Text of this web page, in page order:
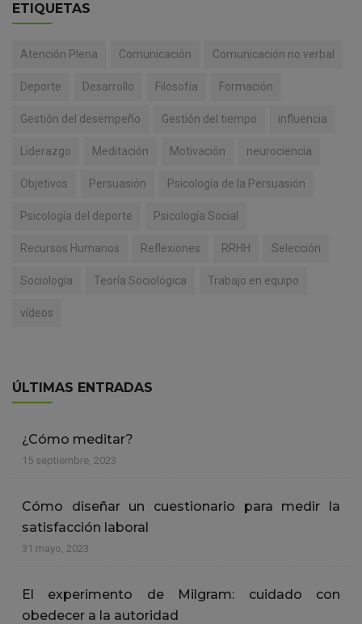
ETIQUETAS
Atención Plena Comunicación Comunicación no verbal
Deporte Desarrollo Filosofía Formación
Gestión del desempeño Gestión del tiempo influencia
Liderazgo Meditación Motivación neurociencia
Objetivos Persuasión Psicología de la Persuasión
Psicología del deporte Psicología Social
Recursos Humanos Reflexiones RRHH Selección
Sociología Teoría Sociológica Trabajo en equipo
vídeos
ÚLTIMAS ENTRADAS
¿Cómo meditar?
15 septiembre, 2023
Cómo diseñar un cuestionario para medir la
satisfacción laboral
31 mayo, 2023
El experimento de Milgram: cuidado con
obedecer a la autoridad